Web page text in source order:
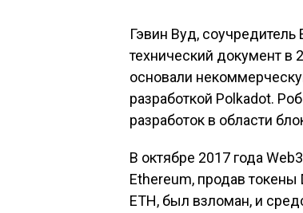
Гэвин Вуд,
технический документ в
основали
разработкой Polkadot.
разработок в области
В октябре 2017 года
Ethereum, продав токены
ETH, был взломан, и